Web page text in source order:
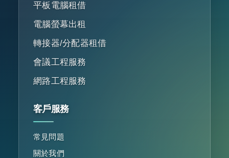
平板電腦租借
電腦螢幕出租
轉接器/分配器租借
會議工程服務
網路工程服務
客戶服務
常見問題
關於我們